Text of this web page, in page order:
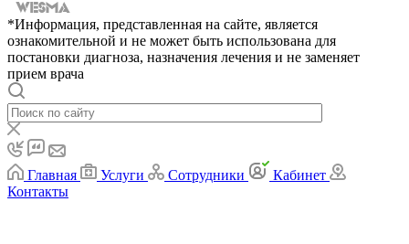
*Информация, представленная на сайте, является
ознакомительной и не может быть использована для
постановки диагноза, назначения лечения и не заменяет
прием врача
Главная Услуги Сотрудники
Кабинет
Контакты